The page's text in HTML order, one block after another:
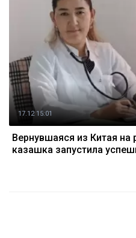
17.12 15:01
Вернувшаяся из Китая на
казашка запустила